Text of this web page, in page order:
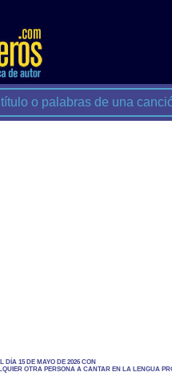
15 DE MAYO DE 2026 CON
OTRA PERSONA A CANTAR EN LA LENGUA